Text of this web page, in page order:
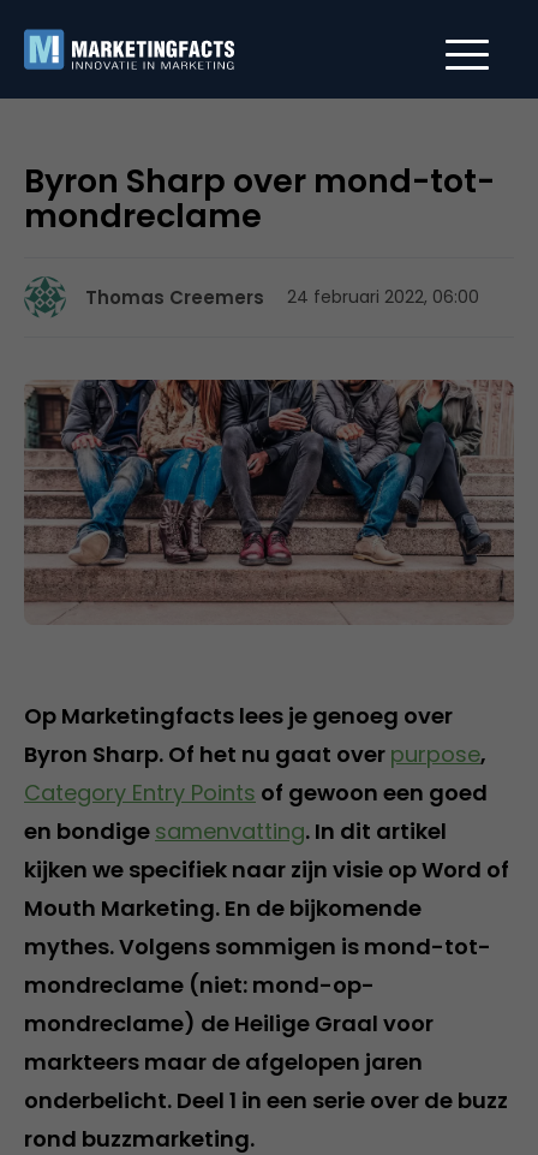
Byron Sharp over mond-tot-
mondreclame
Thomas Creemers 24 februari 2022, 06:00
Op Marketingfacts lees je genoeg over
Byron Sharp. Of het nu gaat over purpose,
Category Entry Points of gewoon een goed
en bondige samenvatting. In dit artikel
kijken we specifiek naar zijn visie op Word of
Mouth Marketing. En de bijkomende
mythes. Volgens sommigen is mond-tot-
mondreclame (niet: mond-op-
mondreclame) de Heilige Graal voor
markteers maar de afgelopen jaren
onderbelicht. Deel 1 in een serie over de buzz
rond buzzmarketing.